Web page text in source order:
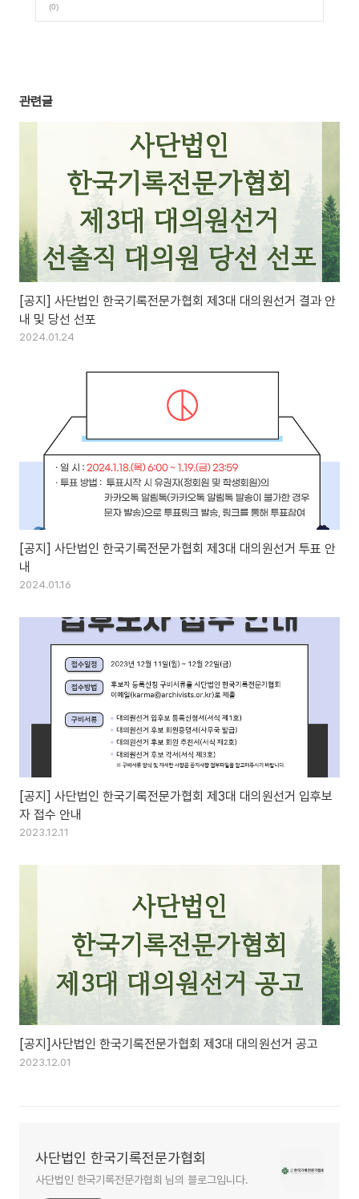
(0)
관련글
[공지] 사단법인 한국기록전문가협회 제3대 대의원선거 결과 안
내 및 당선 선포
2024.01.24
[공지] 사단법인 한국기록전문가협회 제3대 대의원선거 투표 안
내
2024.01.16
[공지] 사단법인 한국기록전문가협회 제3대 대의원선거 입후보
자 접수 안내
2023.12.11
[공지]사단법인 한국기록전문가협회 제3대 대의원선거 공고
2023.12.01
사단법인 한국기록전문가협회
사단법인 한국기록전문가협회 님의 블로그입니다.